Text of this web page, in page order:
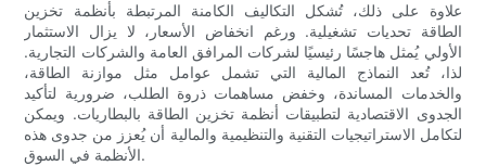
علاوة على ذلك، تُشكل التكاليف الكامنة المرتبطة بأنظمة تخزين
الطاقة تحديات تشغيلية. ورغم انخفاض الأسعار، لا يزال الاستثمار
الأولي يُمثل هاجسًا رئيسيًا لشركات المرافق العامة والشركات التجارية.
لذا، تُعد النماذج المالية التي تشمل عوامل مثل موازنة الطاقة،
والخدمات المساندة، وخفض مساهمات ذروة الطلب، ضرورية لتأكيد
الجدوى الاقتصادية لتطبيقات أنظمة تخزين الطاقة بالبطاريات. ويمكن
لتكامل الاستراتيجيات التقنية والتنظيمية والمالية أن يُعزز من جدوى هذه
الأنظمة في السوق.